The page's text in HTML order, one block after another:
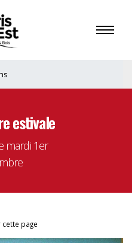
estivale
mardi 1er
page